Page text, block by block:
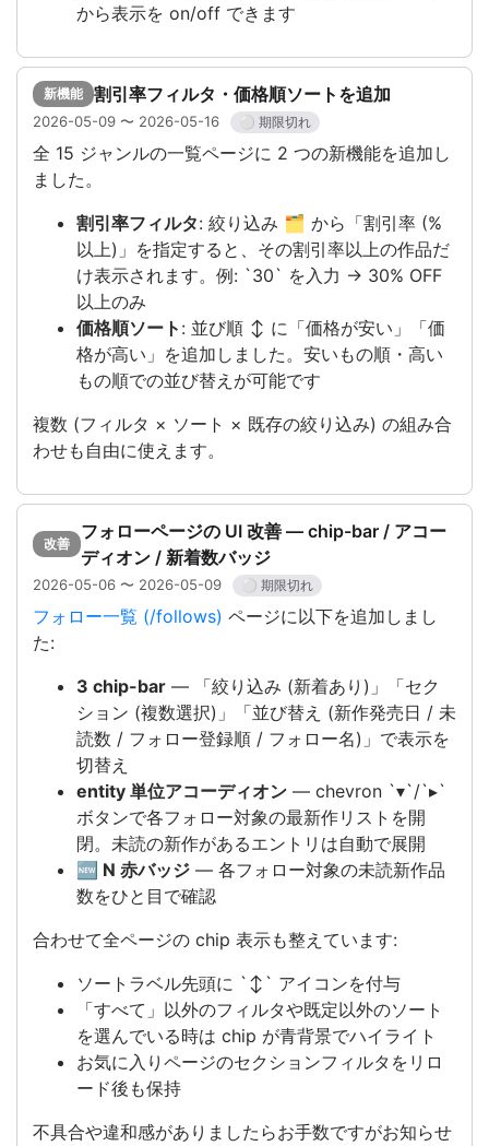
から表示を on/off できます
新機能 割引率フィルタ・価格順ソートを追加
2026-05-09 〜 2026-05-16 ⚪ 期限切れ
全 15 ジャンルの一覧ページに 2 つの新機能を追加し
ました。
割引率フィルタ: 絞り込み 🗂️ から「割引率 (%
以上)」を指定すると、その割引率以上の作品だ
け表示されます。例: `30` を入力 → 30% OFF
以上のみ
価格順ソート : 並び順 ↕️ に「価格が安い」「価
格が高い」を追加しました。安いもの順・高い
もの順での並び替えが可能です
複数 (フィルタ × ソート × 既存の絞り込み) の組み合
わせも自由に使えます。
改善
フォローページの UI 改善 — chip-bar / アコー
ディオン / 新着数バッジ
2026-05-06 〜 2026-05-09 ⚪ 期限切れ
フォロー一覧 (/follows) ページに以下を追加しまし
た:
3 chip-bar — 「絞り込み (新着あり)」「セク
ション (複数選択)」「並び替え (新作発売日 / 未
読数 / フォロー登録順 / フォロー名)」で表示を
切替え
entity 単位アコーディオン — chevron `▾`/`▸`
ボタンで各フォロー対象の最新作リストを開
閉。未読の新作があるエントリは自動で展開
🆕 N 赤バッジ — 各フォロー対象の未読新作品
数をひと目で確認
合わせて全ページの chip 表示も整えています:
ソートラベル先頭に `↕️` アイコンを付与
「すべて」以外のフィルタや既定以外のソート
を選んでいる時は chip が青背景でハイライト
お気に入りページのセクションフィルタをリロ
ード後も保持
不具合や違和感がありましたらお手数ですがお知らせ